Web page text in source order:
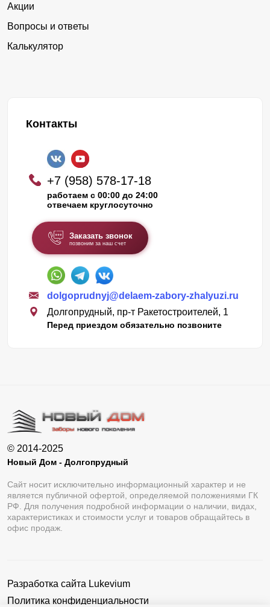
Акции
Вопросы и ответы
Калькулятор
Контакты
+7 (958) 578-17-18
работаем с 00:00 до 24:00
отвечаем круглосуточно
Заказать звонок
позвоним за наш счет
dolgoprudnyj@delaem-zabory-zhalyuzi.ru
Долгопрудный, пр-т Ракетостроителей, 1
Перед приездом обязательно позвоните
© 2014-2025
Новый Дом - Долгопрудный
Сайт носит исключительно информационный характер и не
является публичной офертой, определяемой положениями ГК
РФ. Для получения подробной информации о наличии, видах,
характеристиках и стоимости услуг и товаров обращайтесь в
офис продаж.
Разработка сайта Lukevium
Политика конфиденциальности